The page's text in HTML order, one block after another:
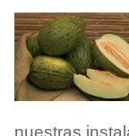
nuestras